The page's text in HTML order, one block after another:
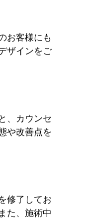
お客様にも
ザインをご
、カウンセ
や改善点を
修了してお
た、施術中